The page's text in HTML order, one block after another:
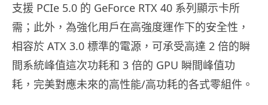
支援 PCIe 5.0 的 GeForce RTX 40 系列顯示卡所
需；此外，為強化用戶在高強度運作下的安全性，
相容於 ATX 3.0 標準的電源，可承受高達 2 倍的瞬
間系統峰值這次功耗和 3 倍的 GPU 瞬間峰值功
耗，完美對應未來的高性能/高功耗的各式零組件。